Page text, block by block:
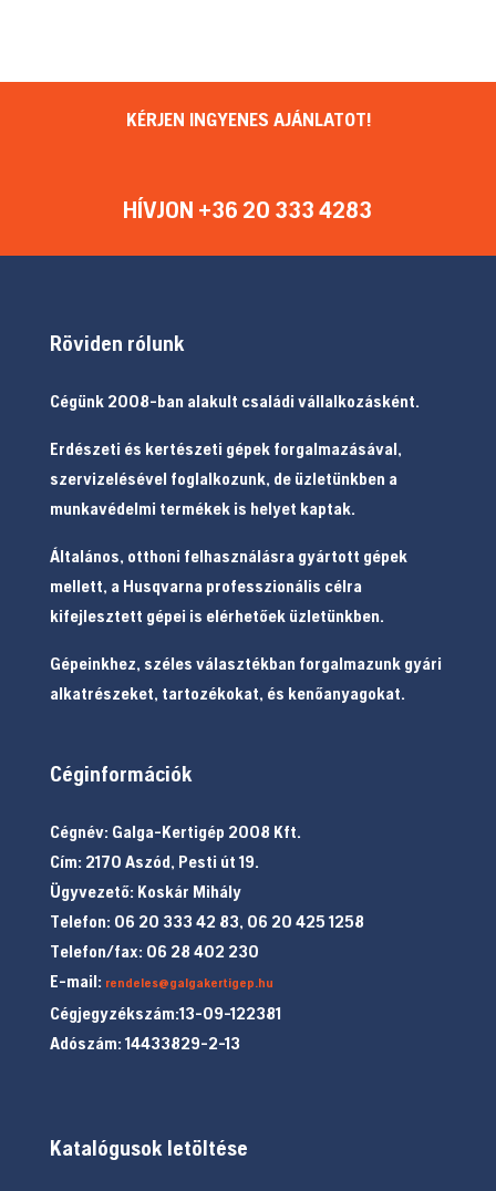
KÉRJEN INGYENES AJÁNLATOT!
HÍVJON +36 20 333 4283
Röviden rólunk
Cégünk 2008-ban alakult családi vállalkozásként.
Erdészeti és kertészeti gépek forgalmazásával,
szervizelésével foglalkozunk, de üzletünkben a
munkavédelmi termékek is helyet kaptak.
Általános, otthoni felhasználásra gyártott gépek
mellett, a Husqvarna professzionális célra
kifejlesztett gépei is elérhetőek üzletünkben.
Gépeinkhez, széles választékban forgalmazunk gyári
alkatrészeket, tartozékokat, és kenőanyagokat.
Céginformációk
Cégnév: Galga-Kertigép 2008 Kft.
Cím: 2170 Aszód, Pesti út 19.
Ügyvezető: Koskár Mihály
Telefon: 06 20 333 42 83, 06 20 425 1258
Telefon/fax: 06 28 402 230
E-mail: rendeles@galgakertigep.hu
Cégjegyzékszám:13-09-122381
Adószám: 14433829-2-13
Katalógusok letöltése